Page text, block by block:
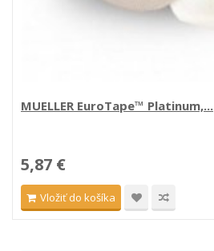
MUELLER EuroTape™ Platinum,...
5,87 €
Vložiť do košíka